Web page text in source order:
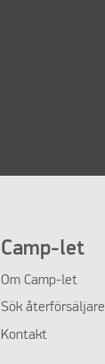
Camp-let
Om Camp-let
Sök återförsäljare
Kontakt